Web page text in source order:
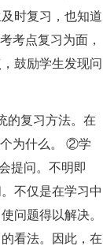
时复习，也知道
考点复习为面，
鼓励学生发现问
的复习方法。在
为什么。 ②学
提问。不明即
不仅是在学习中
问题得以解决。
看法。因此，在